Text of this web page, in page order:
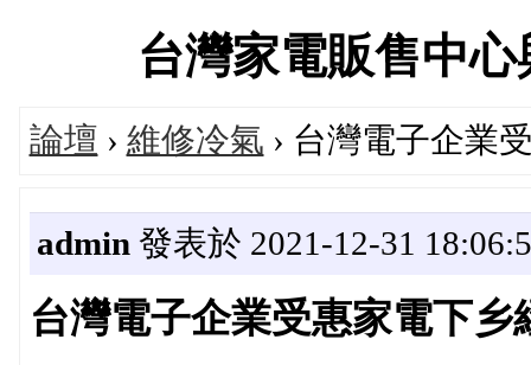
台灣家電販售中
論壇 › 維修冷氣 › 台灣電子企業
admin 發表於 2021-12-31
台灣電子企業受惠家電下乡